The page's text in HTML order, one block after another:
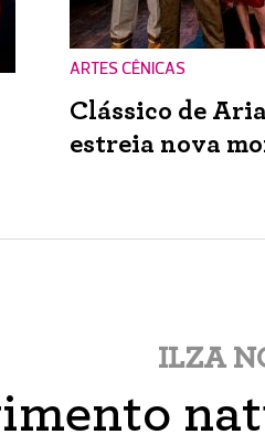
ARTES CÊNICAS
Clássico de
estreia nova
ILZA